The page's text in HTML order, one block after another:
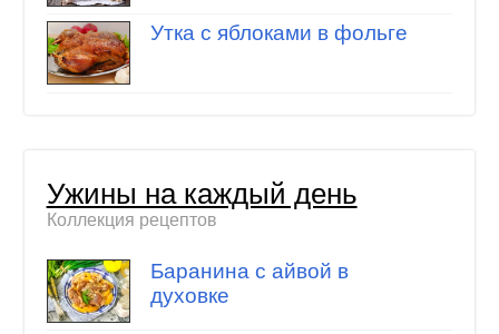
Утка с яблоками в фольге
Ужины на каждый день
Коллекция рецептов
Баранина с айвой в
духовке